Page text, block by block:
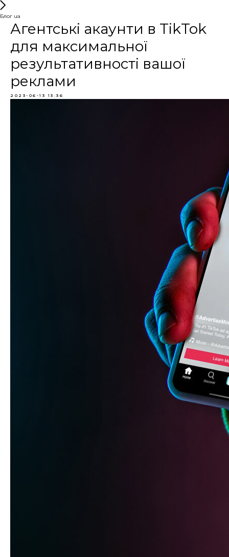
Блог ua
Агентські акаунти в ТіkТоk
для максимальної
результативності вашої
реклами
2023-06-13 13:36